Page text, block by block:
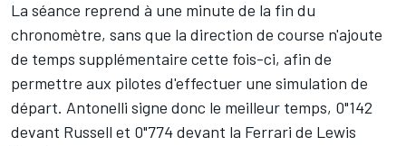
La séance reprend à une minute de la fin du
chronomètre, sans que la direction de course n'ajoute
de temps supplémentaire cette fois-ci, afin de
permettre aux pilotes d'effectuer une simulation de
départ. Antonelli signe donc le meilleur temps, 0"142
devant Russell et 0"774 devant la Ferrari de Lewis